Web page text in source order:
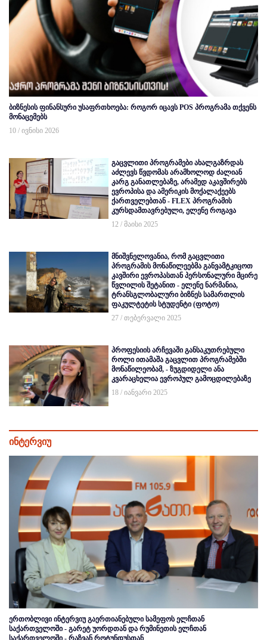
ბიზნესის ფინანსური უსაფრთხოება: როგორ იცავს POS პროგრამა თქვენს
მონაცემებს
10 / ივნისი 2026
გაცვლითი პროგრამები ახალგაზრდას
აძლევს წვდომას არამხოლოდ ძალიან
კარგ განათლებაზე, არამედ აკავშირებს
ევროპისა და ამერიკის მოქალაქეებს
ქართველებთან - FLEX პროგრამის
კურსდამთავრებული, ელენე როგავა
12 / მაისი 2025
მნიშვნელოვანია, რომ გაცვლითი
პროგრამის მონაწილეებმა განვამტკიცოთ
კავშირი ევროპასთან პერსონალური მცირე
წვლილის შეტანით - ელენე ნარმანია,
ტრანსგლობალური ბიზნეს სამართლის
ფაკულტეტის სტუდენტი (ფოტო)
27 / თებერვალი 2025
პროფესიის არჩევაში განსაკუთრებული
როლი ითამაშა გაცვლით პროგრამებში
მონაწილეობამ, - ზუგდიდელი ანა
კვარაცხელია ევროპულ გამოცდილებაზე
18 / იანვარი 2025
ინტერვიუ
ერთობლივი ინტერვიუ გაერთიანებული სამეფოს ელჩთან
საქართველოში - გარეტ უორდთან და რუმინეთის ელჩთან
საქართველოში - რაზვან როტუნდუსთან